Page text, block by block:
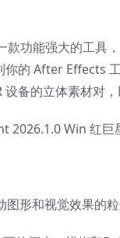
功能强大的工具
的 After Effects
设备的立体素材对
图形和视觉效果的